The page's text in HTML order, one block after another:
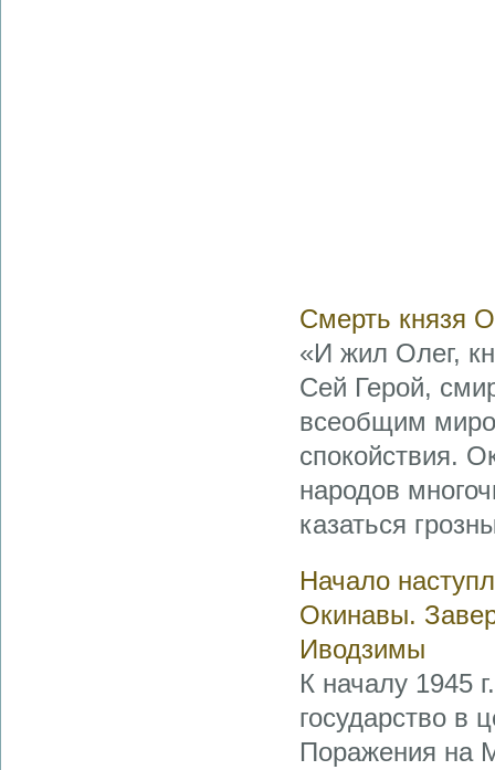
Смерть князя
«И жил Олег,
Сей Герой,
всеобщим
спокойствия.
народов
казаться
Начало
Окинавы.
Иводзимы
К началу 1945
государство в
Поражения на